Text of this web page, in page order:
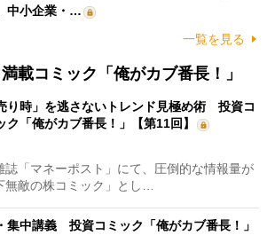
中小企業・…
一覧を見る
載コミック「俺がカブ番長！」
り時」を逃さないトレンド見極め術 投資コ
ク「俺がカブ番長！」【第11回】
「マネーポスト」にて、圧倒的な情報量が
無敵の株コミック」とし…
集中講義 投資コミック「俺がカブ番長！」